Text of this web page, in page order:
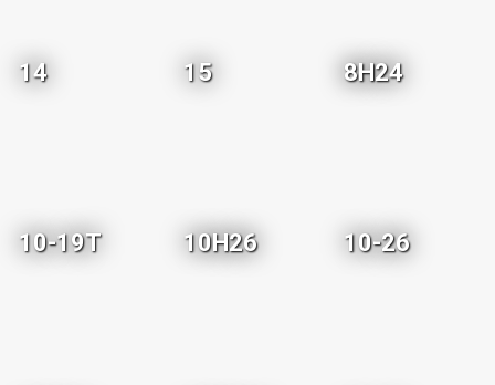
14 15 8H24
10-19T 10H26 10-26